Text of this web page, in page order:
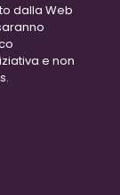
dalla Web
e non